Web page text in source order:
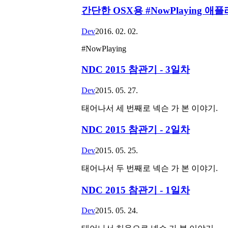
간단한 OSX용 #NowPlaying 애플
Dev2016. 02. 02.
#NowPlaying
NDC 2015 참관기 - 3일차
Dev2015. 05. 27.
태어나서 세 번째로 넥슨 가 본 이야기.
NDC 2015 참관기 - 2일차
Dev2015. 05. 25.
태어나서 두 번째로 넥슨 가 본 이야기.
NDC 2015 참관기 - 1일차
Dev2015. 05. 24.